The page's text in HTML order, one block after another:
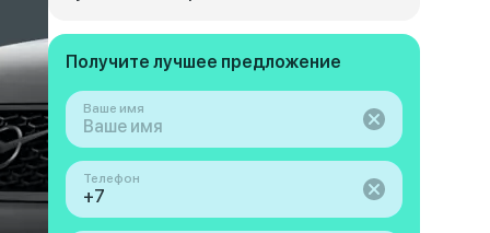
Получите лучшее предложение
Ваше имя
Телефон